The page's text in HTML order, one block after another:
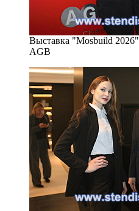
Выставка "Mosbuild 2026"
AGB